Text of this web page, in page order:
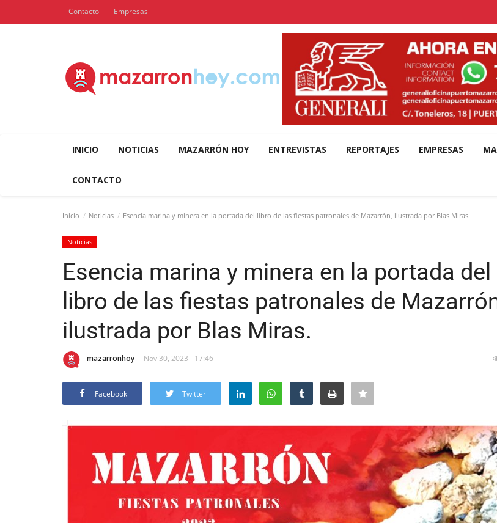
Contacto Empresas
INICIO NOTICIAS MAZARRÓN HOY ENTREVISTAS REPORTAJES EMPRESAS
CONTACTO
Inicio Noticias Esencia marina y minera en la portada del libro de las fiestas patronales de Mazarrón, ilustrada por Blas Miras.
Noticias
Esencia marina y minera en la portada del
libro de las fiestas patronales de
ilustrada por Blas Miras.
mazarronhoy Nov 30, 2023 - 17:46
Facebook Twitter